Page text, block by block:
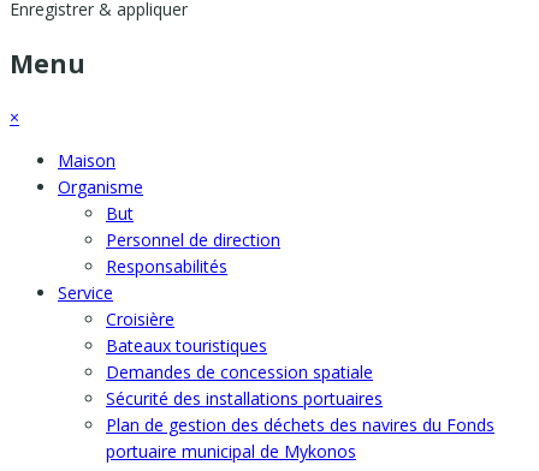
Enregistrer & appliquer
Menu
×
Maison
Organisme
But
Personnel de direction
Responsabilités
Service
Croisière
Bateaux touristiques
Demandes de concession spatiale
Sécurité des installations portuaires
Plan de gestion des déchets des navires du Fonds
portuaire municipal de Mykonos